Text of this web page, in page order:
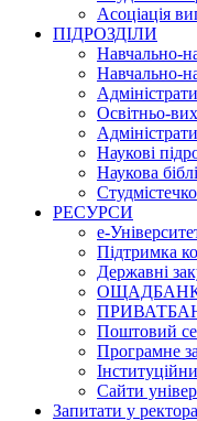
Асоціація
ПІДРОЗДІЛИ
Навчально-
Навчально-
Освітньо-
Наукові
Наукова
Студмістечко
РЕСУРСИ
е-
Підтримка
Державні
ОЩАДБАНК
Поштовий
Програмне
Сайти
Запитати у ректора